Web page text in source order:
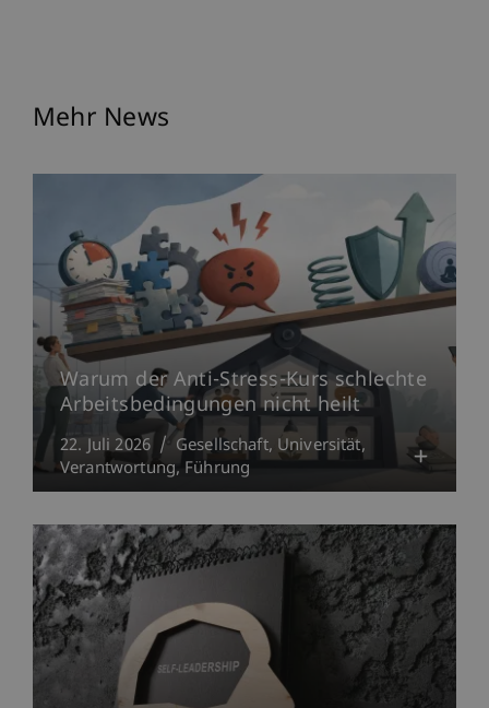
Mehr News
Warum der Anti-Stress-Kurs schlechte
Arbeitsbedingungen nicht heilt
22. Juli 2026 Gesellschaft Universität
Verantwortung Führung